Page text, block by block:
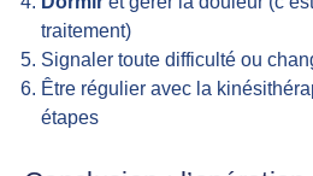
traitement)
Signaler toute difficulté ou
Être régulier avec la
étapes